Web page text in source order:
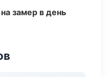
замер в день